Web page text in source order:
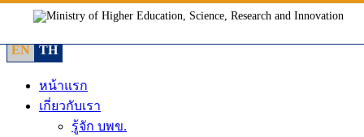
content
EN TH
หน้าแรก
เกี่ยวกับเรา
รู้จัก บพข.